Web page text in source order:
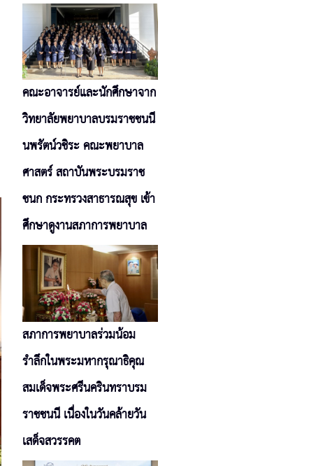
คณะอาจารย์และนักศึกษาจาก
วิทยาลัยพยาบาลบรมราชชนนี
นพรัตน์วชิระ คณะพยาบาล
ศาสตร์ สถาบันพระบรมราช
ชนก กระทรวงสาธารณสุข เข้า
ศึกษาดูงานสภาการพยาบาล
สภาการพยาบาลร่วมน้อม
รำลึกในพระมหากรุณาธิคุณ
สมเด็จพระศรีนครินทราบรม
ราชชนนี เนื่องในวันคล้ายวัน
เสด็จสวรรคต